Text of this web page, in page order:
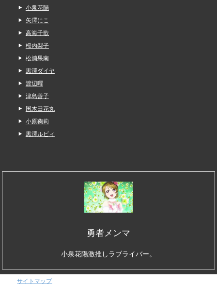
小泉花陽
矢澤にこ
高海千歌
桜内梨子
松浦果南
黒澤ダイヤ
渡辺曜
津島善子
国木田花丸
小原鞠莉
黒澤ルビィ
勇者メンマ
小泉花陽激推しラブライバー。
サイトマップ